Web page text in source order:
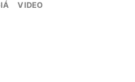
VIDEO